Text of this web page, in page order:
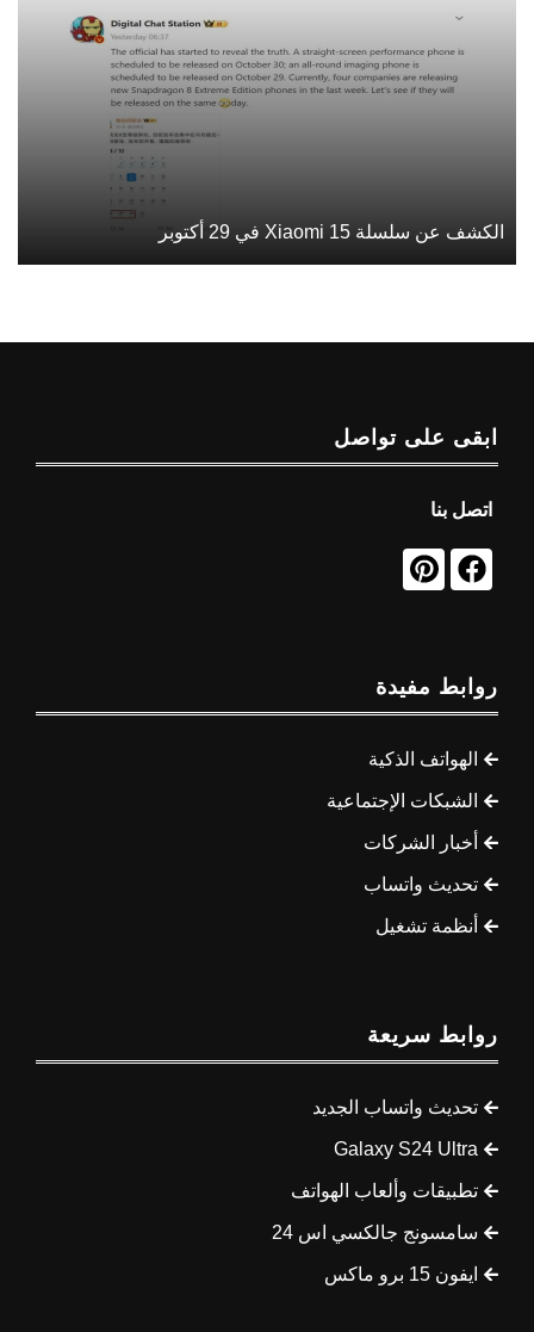
الكشف عن سلسلة Xiaomi 15 في 29 أكتوبر
ابقى على تواصل
اتصل بنا
روابط مفيدة
الهواتف الذكية
الشبكات الإجتماعية
أخبار الشركات
تحديث واتساب
أنظمة تشغيل
روابط سريعة
تحديث واتساب الجديد
Galaxy S24 Ultra
تطبيقات وألعاب الهواتف
سامسونج جالكسي اس 24
ايفون 15 برو ماكس